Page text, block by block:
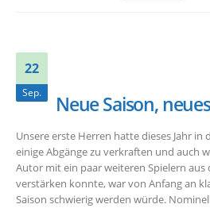
22
Sep. Neue Saison,
Unsere erste Herren hatte dieses Jahr in
einige Abgänge zu verkraften und auch
Autor mit ein paar weiteren Spielern
verstärken konnte, war von Anfang an
Saison schwierig werden würde.